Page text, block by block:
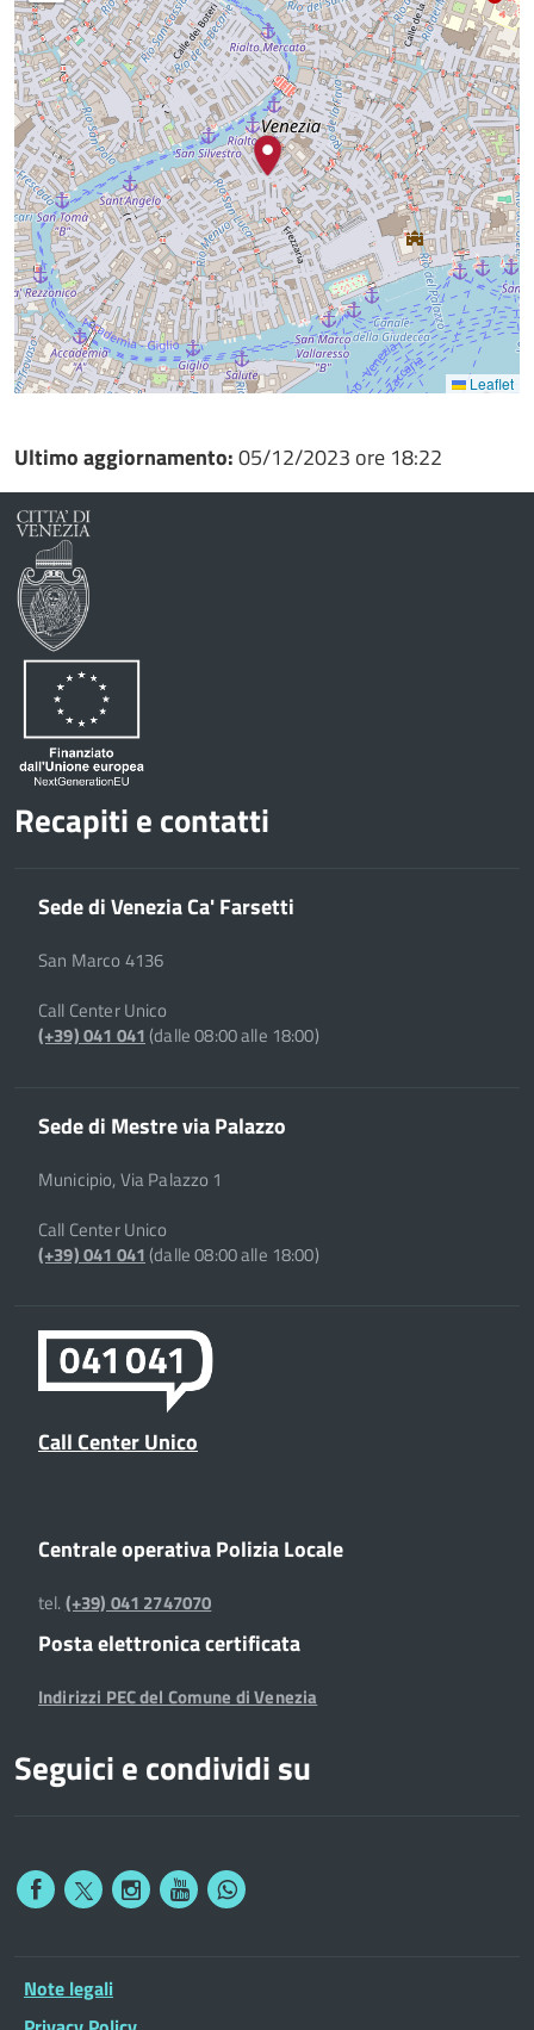
Leaflet
Ultimo aggiornamento:05/12/2023 ore 18:22
Recapiti e contatti
Sede di Venezia Ca' Farsetti
San Marco 4136
Call Center Unico
(+39) 041 041(dalle 08:00 alle 18:00)
Sede di Mestre via Palazzo
Municipio, Via Palazzo 1
Call Center Unico
(+39) 041 041(dalle 08:00 alle 18:00)
Call Center Unico
Centrale operativa Polizia Locale
tel.(+39) 041 2747070
Posta elettronica certificata
Indirizzi PEC del Comune di Venezia
Seguici e condividi su
Note legali